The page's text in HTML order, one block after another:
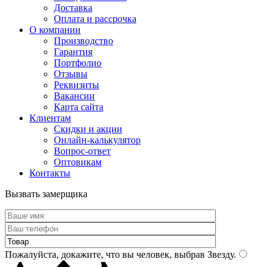
Доставка
Оплата и рассрочка
О компании
Производство
Гарантия
Портфолио
Отзывы
Реквизиты
Вакансии
Карта сайта
Клиентам
Скидки и акции
Онлайн-калькулятор
Вопрос-ответ
Оптовикам
Контакты
Вызвать замерщика
Пожалуйста, докажите, что вы человек, выбрав Звезду.